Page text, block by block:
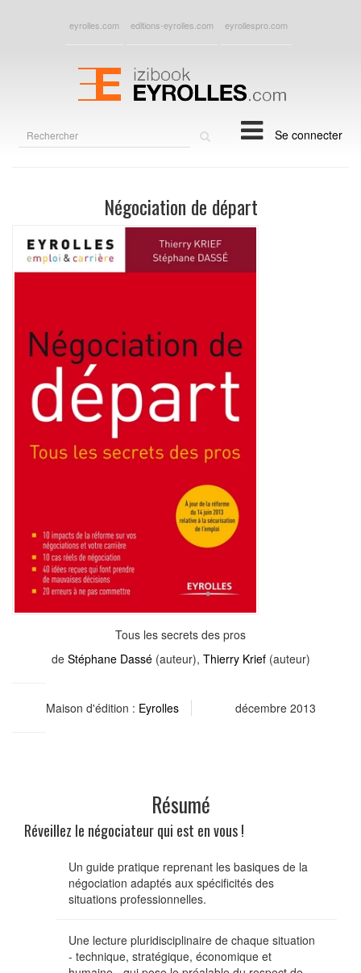
eyrolles.com editions-eyrolles.com eyrollespro.com
Se connecter
Négociation de départ
Tous les secrets des pros
de Stéphane Dassé(auteur), Thierry Krief(auteur)
Maison d'édition : Eyrolles décembre 2013
Résumé
Réveillez le négociateur qui est en vous !
Un guide pratique reprenant les basiques de la
négociation adaptés aux spécificités des
situations professionnelles.
Une lecture pluridisciplinaire de chaque situation
- technique, stratégique, économique et